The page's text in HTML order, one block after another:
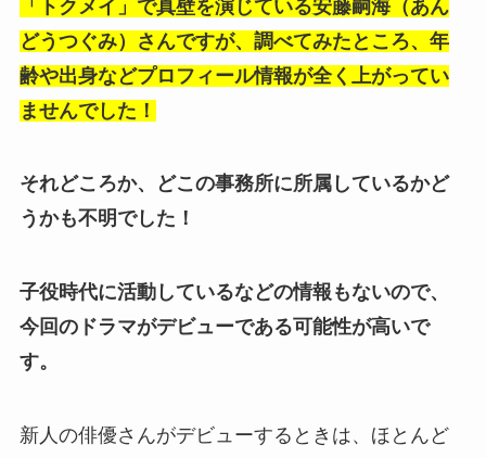
「トクメイ」で真壁を演じている安藤嗣海（あん
どうつぐみ）さんですが、調べてみたところ、年
齢や出身などプロフィール情報が全く上がってい
ませんでした！
それどころか、どこの事務所に所属しているかど
うかも不明でした！
子役時代に活動しているなどの情報もないので、
今回のドラマがデビューである可能性が高いで
す。
新人の俳優さんがデビューするときは、ほとんど